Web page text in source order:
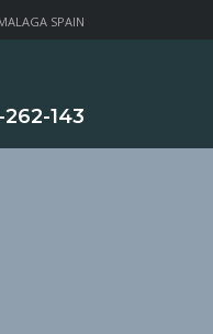
SPAIN
143